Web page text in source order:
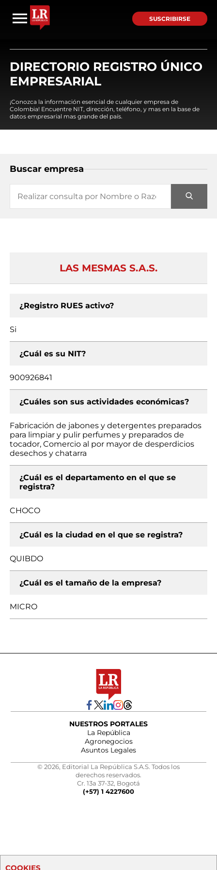
SUSCRIBIRSE
DIRECTORIO REGISTRO ÚNICO
EMPRESARIAL
¡Conozca la información esencial de cualquier empresa de
Colombia! Encuentre NIT, dirección, teléfono, y mas en la base de
datos empresarial mas grande del país.
Buscar empresa
LAS MESMAS S.A.S.
¿Registro RUES activo?
Si
¿Cuál es su NIT?
900926841
¿Cuáles son sus actividades económicas?
Fabricación de jabones y detergentes preparados
para limpiar y pulir perfumes y preparados de
tocador, Comercio al por mayor de desperdicios
desechos y chatarra
¿Cuál es el departamento en el que se
registra?
CHOCO
¿Cuál es la ciudad en el que se registra?
QUIBDO
¿Cuál es el tamaño de la empresa?
MICRO
NUESTROS PORTALES
La República
Agronegocios
Asuntos Legales
© 2026, Editorial La República S.A.S. Todos los
derechos reservados.
Cr. 13a 37-32, Bogotá
(+57) 1 4227600
COOKIES